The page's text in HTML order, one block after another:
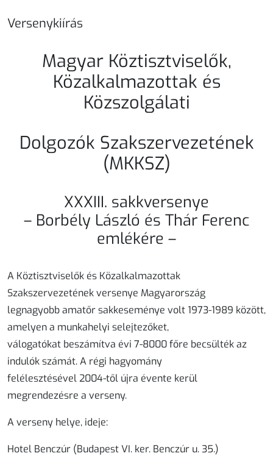
Versenykiírás
Magyar Köztisztviselők,
Közalkalmazottak és
Közszolgálati
Dolgozók Szakszervezetének
(MKKSZ)
XXXIII. sakkversenye
– Borbély László és Thár Ferenc
emlékére –
A Köztisztviselők és Közalkalmazottak
Szakszervezetének versenye Magyarország
legnagyobb amatőr sakkeseménye volt 1973-1989 között,
amelyen a munkahelyi selejtezőket,
válogatókat beszámítva évi 7-8000 főre becsülték az
indulók számát. A régi hagyomány
felélesztésével 2004-től újra évente kerül
megrendezésre a verseny.
A verseny helye, ideje:
Hotel Benczúr (Budapest VI. ker. Benczúr u. 35.)